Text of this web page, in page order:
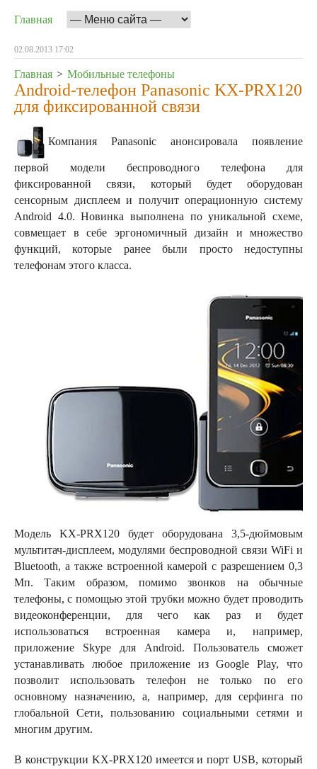
Главная
02.08.2013 17:02
Главная > Мобильные телефоны
Android-телефон Panasonic KX-PRX120
для фиксированной связи
Компания Panasonic анонсировала появление
первой модели беспроводного телефона для
фиксированной связи, который будет оборудован
сенсорным дисплеем и получит операционную систему
Android 4.0. Новинка выполнена по уникальной схеме,
совмещает в себе эргономичный дизайн и множество
функций, которые ранее были просто недоступны
телефонам этого класса.
Модель KX-PRX120 будет оборудована 3,5-дюймовым
мультитач-дисплеем, модулями беспроводной связи WiFi и
Bluetooth, а также встроенной камерой с разрешением 0,3
Мп. Таким образом, помимо звонков на обычные
телефоны, с помощью этой трубки можно будет проводить
видеоконференции, для чего как раз и будет
использоваться встроенная камера и, например,
приложение Skype для Android. Пользователь сможет
устанавливать любое приложение из Google Play, что
позволит использовать телефон не только по его
основному назначению, а, например, для серфинга по
глобальной Сети, пользованию социальными сетями и
многим другим.
В конструкции KX-PRX120 имеется и порт USB, который